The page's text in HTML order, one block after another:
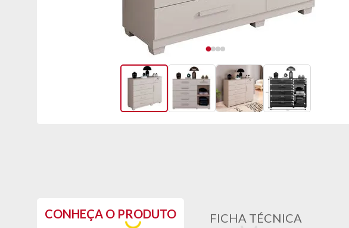
CONHEÇA O PRODUTO FICHA TÉCNICA